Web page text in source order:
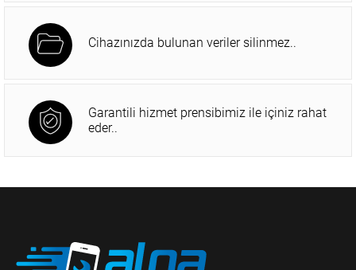
Cihazınızda bulunan veriler silinmez..
Garantili hizmet prensibimiz ile içiniz rahat
eder..